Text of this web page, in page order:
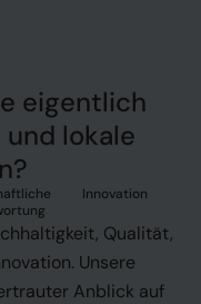
eigentlich
lokale
Innovation
Qualität,
Unsere
Anblick auf